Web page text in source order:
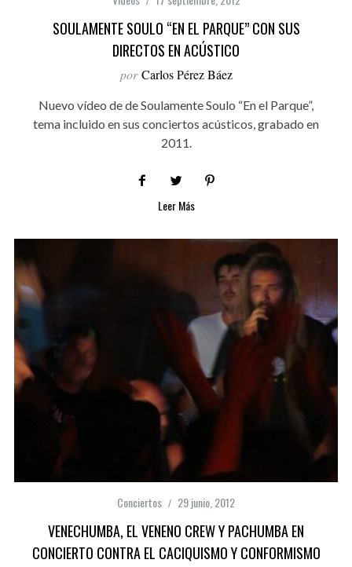
SOULAMENTE SOULO “EN EL PARQUE” CON SUS
DIRECTOS EN ACÚSTICO
por Carlos Pérez Báez
Nuevo vídeo de de Soulamente Soulo “En el Parque”,
tema incluido en sus conciertos acústicos, grabado en
2011.
Leer Más
Conciertos 29 junio, 2012
VENECHUMBA, EL VENENO CREW Y PACHUMBA EN
CONCIERTO CONTRA EL CACIQUISMO Y CONFORMISMO